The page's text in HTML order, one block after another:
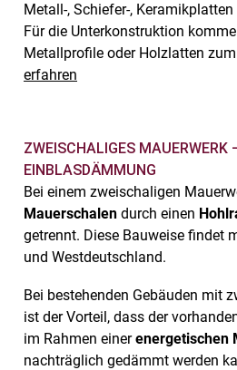
Metall-, Schiefer-,
Für die Unterkonstruktion
Metallprofile oder Holzlatten
erfahren
ZWEISCHALIGES MAUERWERK
EINBLASDÄMMUNG
Bei einem zweischaligen
Mauerschalen durch einen
getrennt. Diese Bauweise findet
und Westdeutschland.
Bei bestehenden Gebäuden mit
ist der Vorteil, dass der
im Rahmen einerenergetischen
nachträglich gedämmt werden